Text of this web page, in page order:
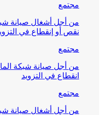
مجتمع
من أجل أشغال صيانة
نقص أو إنقطاع في
مجتمع
من أجل صيانة شبكة
انقطاع في التزويد
مجتمع
من أجل أشغال صيانة